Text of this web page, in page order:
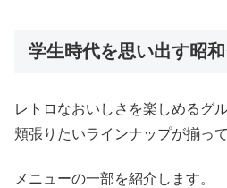
学生時代を思い出す昭
レトロなおいしさを楽しめるグ
頬張りたいラインナップが揃って
メニューの一部を紹介します。